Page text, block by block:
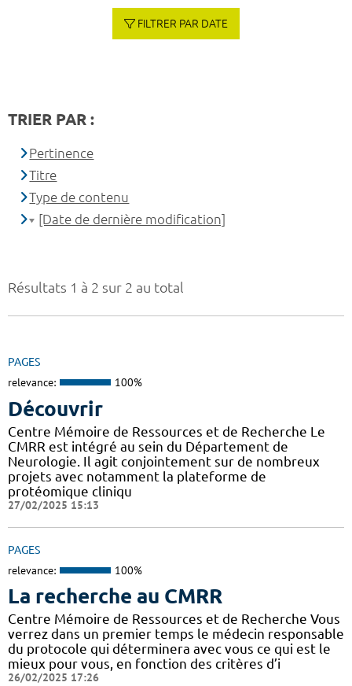
Résultats 1 à 2 sur 2 au total
PAGES
relevance: 100%
Découvrir
Centre Mémoire de Ressources et de Recherche Le
CMRR est intégré au sein du Département de
Neurologie. Il agit conjointement sur de nombreux
projets avec notamment la plateforme de
protéomique cliniqu
27/02/2025 15:13
PAGES
relevance: 100%
La recherche au CMRR
Centre Mémoire de Ressources et de Recherche Vous
verrez dans un premier temps le médecin responsable
du protocole qui déterminera avec vous ce qui est le
mieux pour vous, en fonction des critères d’i
26/02/2025 17:26
FILTRER PAR DATE
TRIER PAR :
Pertinence
Titre
Type de contenu
[Date de dernière modification]